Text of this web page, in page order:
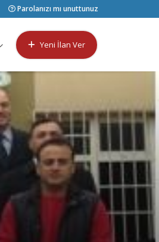
Parolanızı mı unuttunuz
Yeni İlan Ver